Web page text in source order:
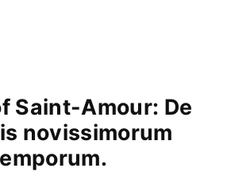
Saint-Amour: De
novissimorum